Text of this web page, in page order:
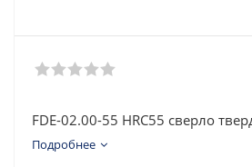
FDE-02.00-55 HRC55 сверло
Подробнее